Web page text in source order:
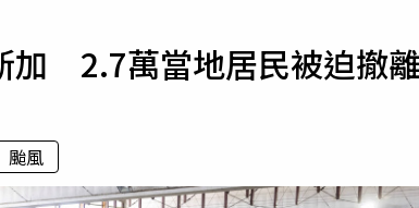
運勢
加 2.7萬當地居民被迫撤
颱風